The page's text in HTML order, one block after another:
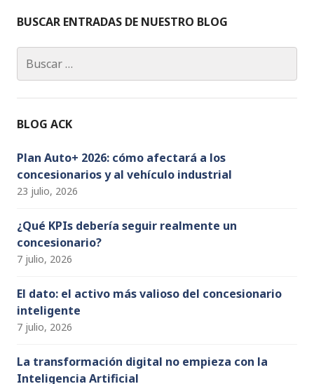
c
e
b
o
a
g
ra
k
e
dI
it
te
r
u
T
u
h
a
n
BUSCAR ENTRADAS DE NUESTRO BLOG
BLOG ACK
Plan Auto+ 2026: cómo afectará a los
concesionarios y al vehículo industrial
23 julio, 2026
¿Qué KPIs debería seguir realmente un
concesionario?
7 julio, 2026
El dato: el activo más valioso del concesionario
inteligente
7 julio, 2026
La transformación digital no empieza con la
Inteligencia Artificial